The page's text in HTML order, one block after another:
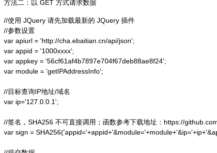
方法二：以 GET 方式请求数据
//使用 JQuery 请先加载最新的 JQuery 插件
//参数设置
var apiurl = 'http://cha.ebaitian.cn/api/json';
var appid = '1000xxxx';
var appkey = '56cf61af4b7897e704f67deb88ae8f24';
var module = 'getIPAddressInfo';
//目标查询IP地址/域名
var ip='127.0.0.1';
//签名，SHA256 不可直接调用；函数参考下载地址：https://
var sign =